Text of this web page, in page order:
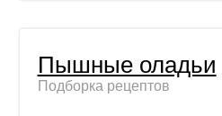
Пышные оладьи
Подборка рецептов